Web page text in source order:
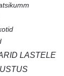
LASTELE